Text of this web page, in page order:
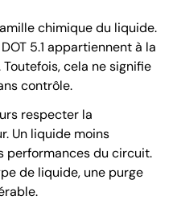
chimique du liquide.
5.1 appartiennent à la
cela ne signifie
contrôle.
respecter la
Un liquide moins
performances du circuit.
de liquide, une purge